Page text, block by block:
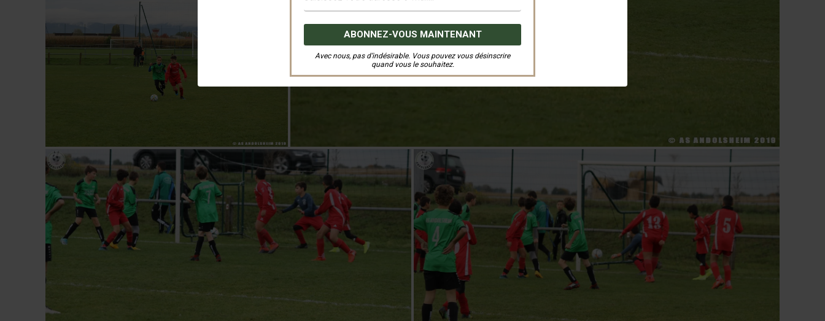
Avec nous, pas d’indésirable. Vous pouvez vous désinscrire
quand vous le souhaitez.